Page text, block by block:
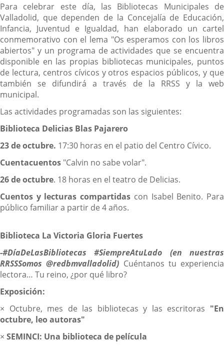
Para celebrar este día, las Bibliotecas Municipales de
Valladolid, que dependen de la Concejalía de Educación,
Infancia, Juventud e Igualdad, han elaborado un cartel
conmemorativo con el lema "Os esperamos con los libros
abiertos" y un programa de actividades que se encuentra
disponible en las propias bibliotecas municipales, puntos
de lectura, centros cívicos y otros espacios públicos, y que
también se difundirá a través de la RRSS y la web
municipal.
Las actividades programadas son las siguientes:
Biblioteca Delicias Blas Pajarero
23 de octubre. 17:30 horas en el patio del Centro Cívico.
Cuentacuentos "Calvin no sabe volar".
26 de octubre. 18 horas en el teatro de Delicias.
Cuentos y lecturas compartidas con Isabel Benito. Para
público familiar a partir de 4 años.
Biblioteca La Victoria Gloria Fuertes
-#DíaDeLasBibliotecas #SiempreAtuLado (en nuestras
RRSSSomos @redbmvalladolid) Cuéntanos tu experiencia
lectora… Tu reino, ¿por qué libro?
Exposición:
× Octubre, mes de las bibliotecas y las escritoras "En
octubre, leo autoras"
× SEMINCI: Una biblioteca de película